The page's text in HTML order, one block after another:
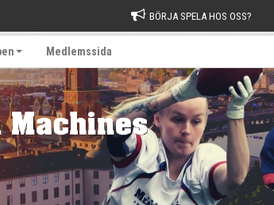
BÖRJA SPELA HOS OSS?
Medlemssida